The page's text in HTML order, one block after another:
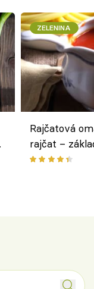
ZELENINA
Rajčatová
rajčat –